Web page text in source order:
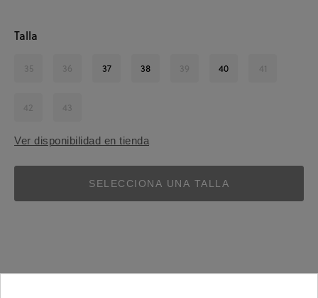
Talla
35 36 37 38 39 40 41
42 43
Ver disponibilidad en tienda
SELECCIONA UNA TALLA